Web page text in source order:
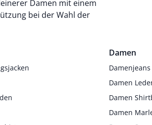
Damen mit einem
bei der Wahl der
Damen
Damen
Damen
Damen